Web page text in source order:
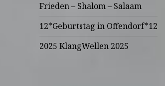
Frieden – Shalom – Salaam
12*Geburtstag in Offendorf*12
2025 KlangWellen 2025